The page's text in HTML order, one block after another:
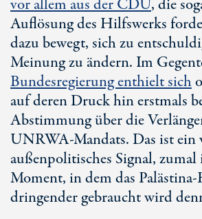
vor allem aus der CDU, die
Auflösung des Hilfswerks
dazu bewegt, sich zu
Meinung zu ändern. Im
Bundesregierung enthielt sich
auf deren Druck hin erstmals
Abstimmung über die
UNRWA-Mandats. Das ist ein
außenpolitisches Signal,
Moment, in dem das
dringender gebraucht wird